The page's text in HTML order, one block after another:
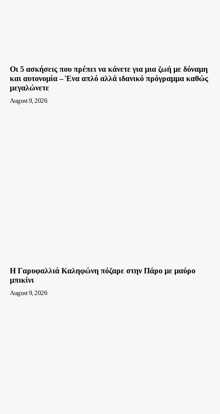
Οι 5 ασκήσεις που πρέπει να κάνετε για μια ζωή με δύναμη
και αυτονομία – Ένα απλό αλλά ιδανικό πρόγραμμα καθώς
μεγαλώνετε
August 9, 2026
Η Γαρυφαλλιά Καληφώνη πόζαρε στην Πάρο με μαύρο
μπικίνι
August 9, 2026